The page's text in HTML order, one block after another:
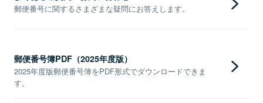
郵便番号に関するさまざまな疑問にお答えします。
郵便番号簿PDF（2025年度版）
2025年度版郵便番号簿をPDF形式でダウンロードできま
す。